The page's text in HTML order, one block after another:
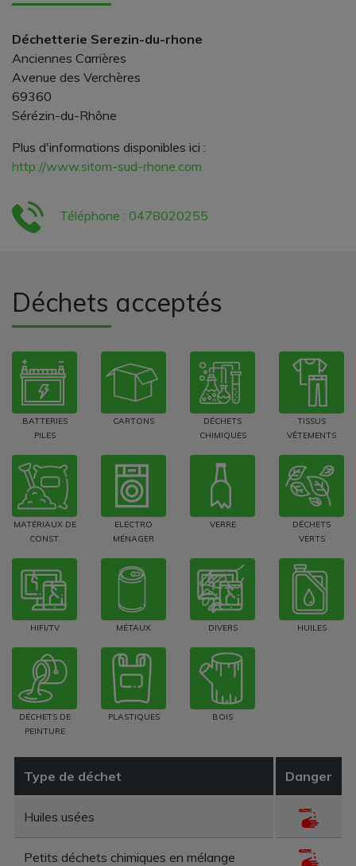
Déchetterie Serezin-du-rhone
Anciennes Carrières
Avenue des Verchères
69360
Sérézin-du-Rhône
Plus d'informations disponibles ici :
http://www.sitom-sud-rhone.com
Téléphone : 0478020255
Déchets acceptés
BATTERIES
PILES
CARTONS
DÉCHETS
CHIMIQUES
TISSUS
VÊTEMENTS
MATÉRIAUX DE
CONST.
ELECTRO
MÉNAGER
VERRE
DÉCHETS
VERTS
HIFI/TV MÉTAUX DIVERS HUILES
DÉCHETS DE
PEINTURE
PLASTIQUES BOIS
Type de déchet Danger
Huiles usées
Petits déchets chimiques en mélange